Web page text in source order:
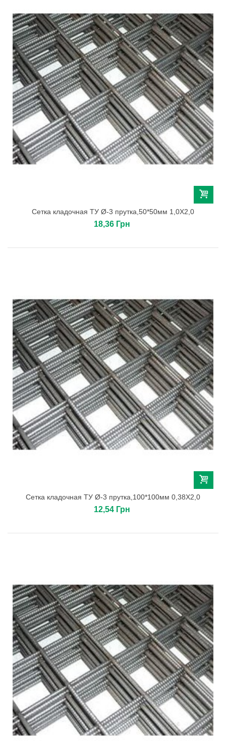
Сетка кладочная ТУ Ø-3 прутка,50*50мм 1,0Х2,0
18,36 Грн
Сетка кладочная ТУ Ø-3 прутка,100*100мм 0,38Х2,0
12,54 Грн